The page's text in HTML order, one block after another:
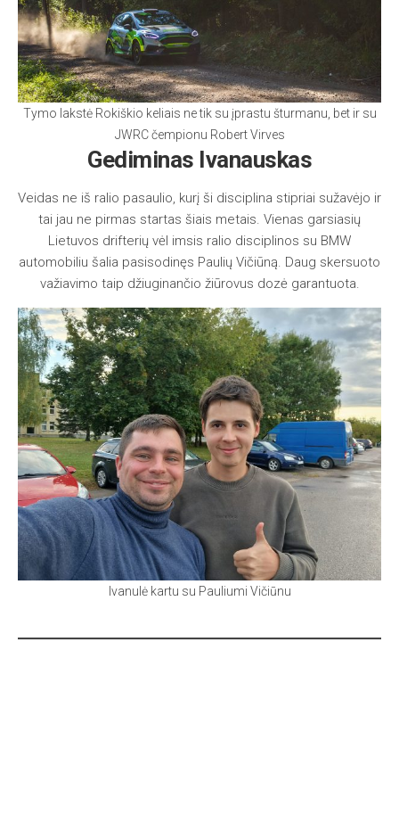
Tymo lakstė Rokiškio keliais ne tik su įprastu šturmanu, bet ir su
JWRC čempionu Robert Virves
Gediminas Ivanauskas
Veidas ne iš ralio pasaulio, kurį ši disciplina stipriai sužavėjo ir
tai jau ne pirmas startas šiais metais. Vienas garsiasių
Lietuvos drifterių vėl imsis ralio disciplinos su BMW
automobiliu šalia pasisodinęs Paulių Vičiūną. Daug skersuoto
važiavimo taip džiuginančio žiūrovus dozė garantuota.
Ivanulė kartu su Pauliumi Vičiūnu